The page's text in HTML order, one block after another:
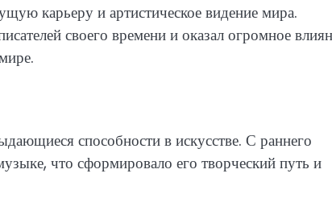
карьеру и артистическое видение мира.
своего времени и оказал огромное
способности в искусстве. С раннего
что сформировало его творческий путь и